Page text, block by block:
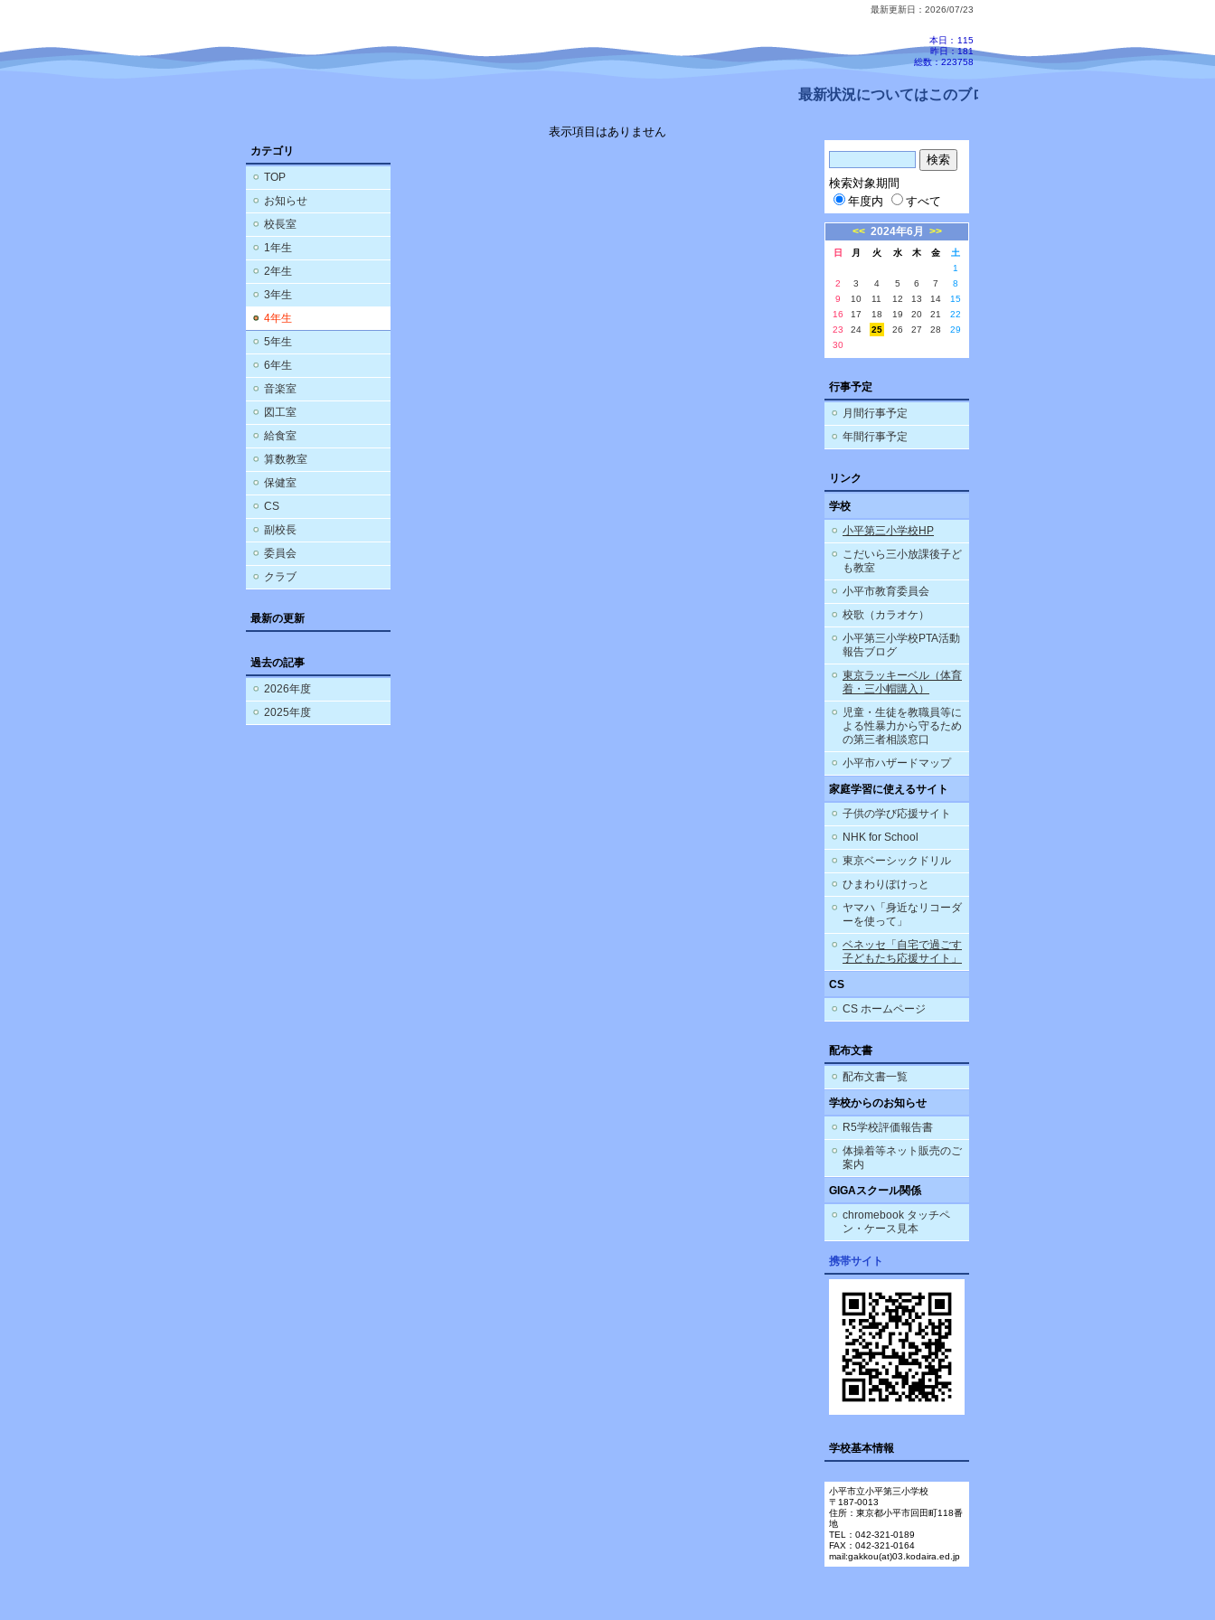
最新更新日：2026/07/23
本日： 115
昨日：181
総数：223758
最新状況についてはこのブログ、配信メールをご確認ください。
カテゴリ
TOP
お知らせ
校長室
1年生
2年生
3年生
4年生
5年生
6年生
音楽室
図工室
給食室
算数教室
保健室
CS
副校長
委員会
クラブ
最新の更新
過去の記事
2026年度
2025年度
表示項目はありません
検索対象期間
年度内
すべて
<< 2024年6月 >>
日 月 火 水 木 金
土
1
2
3 4 5 6 7
8
9
10 11 12 13 14
15
16
17 18 19 20 21
22
23
24 25 26 27 28
29
30
行事予定
月間行事予定
年間行事予定
リンク
学校
小平第三小学校HP
こだいら三小放課後子ど
も教室
小平市教育委員会
校歌（カラオケ）
小平第三小学校PTA活動
報告ブログ
東京ラッキーベル（体育
着・三小帽購入）
児童・生徒を教職員等に
よる性暴力から守るため
の第三者相談窓口
小平市ハザードマップ
家庭学習に使えるサイト
子供の学び応援サイト
NHK for School
東京ベーシックドリル
ひまわりぽけっと
ヤマハ「身近なリコーダ
ーを使って」
ベネッセ「自宅で過ごす
子どもたち応援サイト」
CS
CS ホームページ
配布文書
配布文書一覧
学校からのお知らせ
R5学校評価報告書
体操着等ネット販売のご
案内
GIGAスクール関係
chromebook タッチペ
ン・ケース見本
携帯サイト
学校基本情報
小平市立小平第三小学校
〒187-0013
住所：東京都小平市回田町118番
地
TEL：042-321-0189
FAX：042-321-0164
mail:gakkou(at)03.kodaira.ed.jp